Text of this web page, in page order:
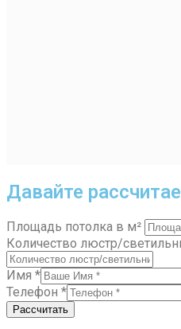
Давайте
Площадь потолка в м²
Количество люстр/
Имя *
Телефон *
Рассчитать